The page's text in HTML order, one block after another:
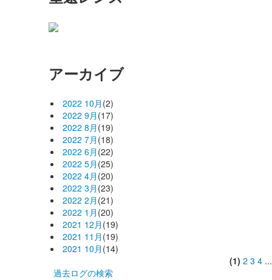
アーカイブ
2022 10月 (2)
2022 9月 (17)
2022 8月 (19)
2022 7月 (18)
2022 6月 (22)
2022 5月 (25)
2022 4月 (20)
2022 3月 (23)
2022 2月 (21)
2022 1月 (20)
2021 12月 (19)
2021 11月 (19)
2021 10月 (14)
(1) 2 3 4
過去ログの検索